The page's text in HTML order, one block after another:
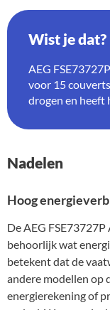
Wist je dat?
AEG
voor 15
drogen en heeft
Nadelen
Hoog
De AEG
behoorlijk wat
betekent dat de
andere modellen op
energierekening of